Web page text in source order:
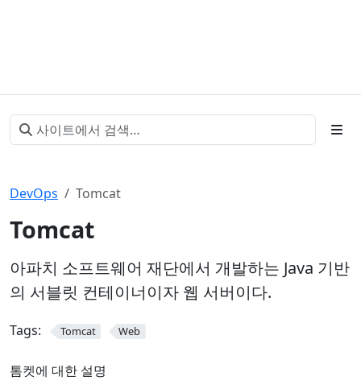
DevOps Tomcat
Tomcat
아파치 소프트웨어 재단에서 개발하는 Java 기반
의 서블릿 컨테이너이자 웹 서버이다.
Tags: Tomcat Web
톰켓에 대한 설명